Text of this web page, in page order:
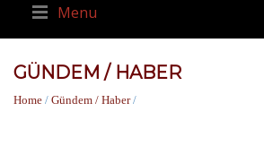
Menu
GÜNDEM / HABER
Home / Gündem / Haber/